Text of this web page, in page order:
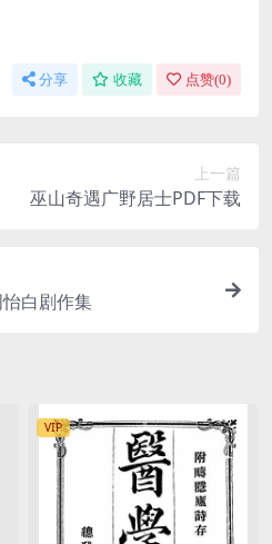
分享 收藏 点赞(0)
上一篇
巫山奇遇广野居士PDF下载
白剧作集
VIP